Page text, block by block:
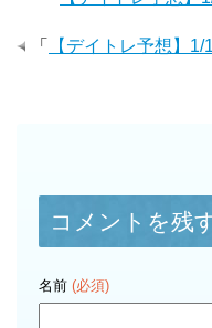
「 【デイトレ予想】
コメントを残
名前 (必須)